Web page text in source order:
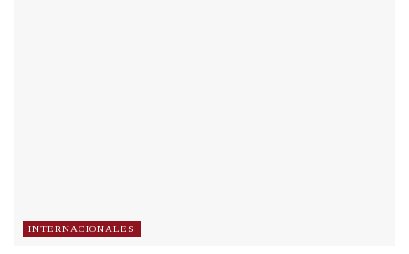
INTERNACIONALES